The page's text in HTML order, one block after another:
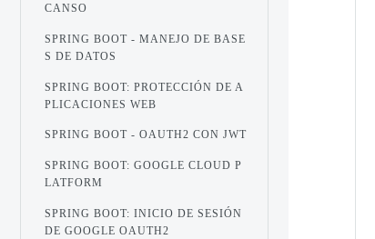
CANSO
SPRING BOOT - MANEJO DE BASE
S DE DATOS
SPRING BOOT: PROTECCIÓN DE A
PLICACIONES WEB
SPRING BOOT - OAUTH2 CON JWT
SPRING BOOT: GOOGLE CLOUD P
LATFORM
SPRING BOOT: INICIO DE SESIÓN
DE GOOGLE OAUTH2